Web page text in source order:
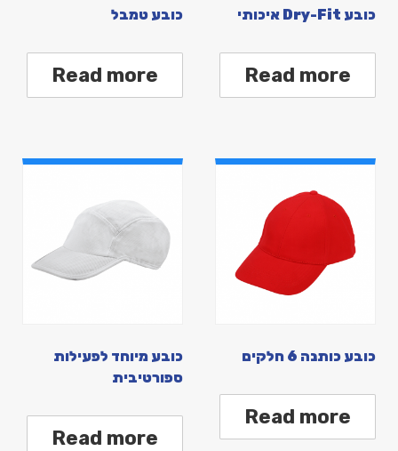
כובע Dry-Fit איכותי
Read more
כובע טמבל
Read more
כובע כותנה 6 חלקים
Read more
כובע מיוחד לפעילות
ספורטיבית
Read more